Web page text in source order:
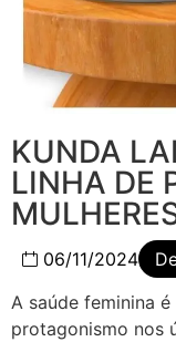
KUNDA
LINHA DE
06/11/2024
A saúde feminina
protagonismo nos